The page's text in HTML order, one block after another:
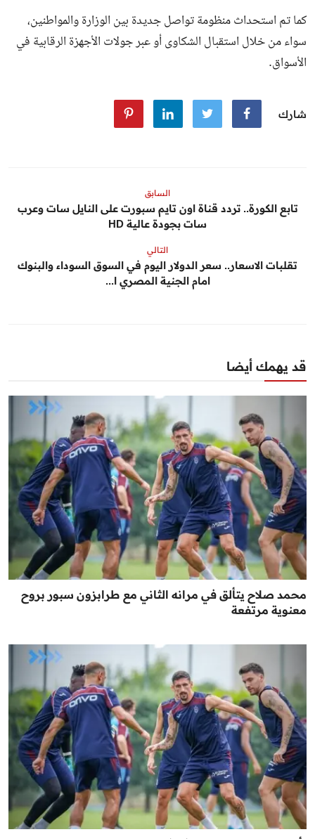
كما تم استحداث منظومة تواصل جديدة بين الوزارة والمواطنين،
سواء من خلال استقبال الشكاوى أو عبر جولات الأجهزة الرقابية في
الأسواق.
شارك
السابق
تابع الكورة.. تردد قناة اون تايم سبورت على النايل سات وعرب
سات بجودة عالية HD
التالي
تقلبات الاسعار.. سعر الدولار اليوم في السوق السوداء والبنوك
امام الجنية المصري ا...
قد يهمك أيضا
محمد صلاح يتألق في مرانه الثاني مع طرابزون سبور بروح
معنوية مرتفعة